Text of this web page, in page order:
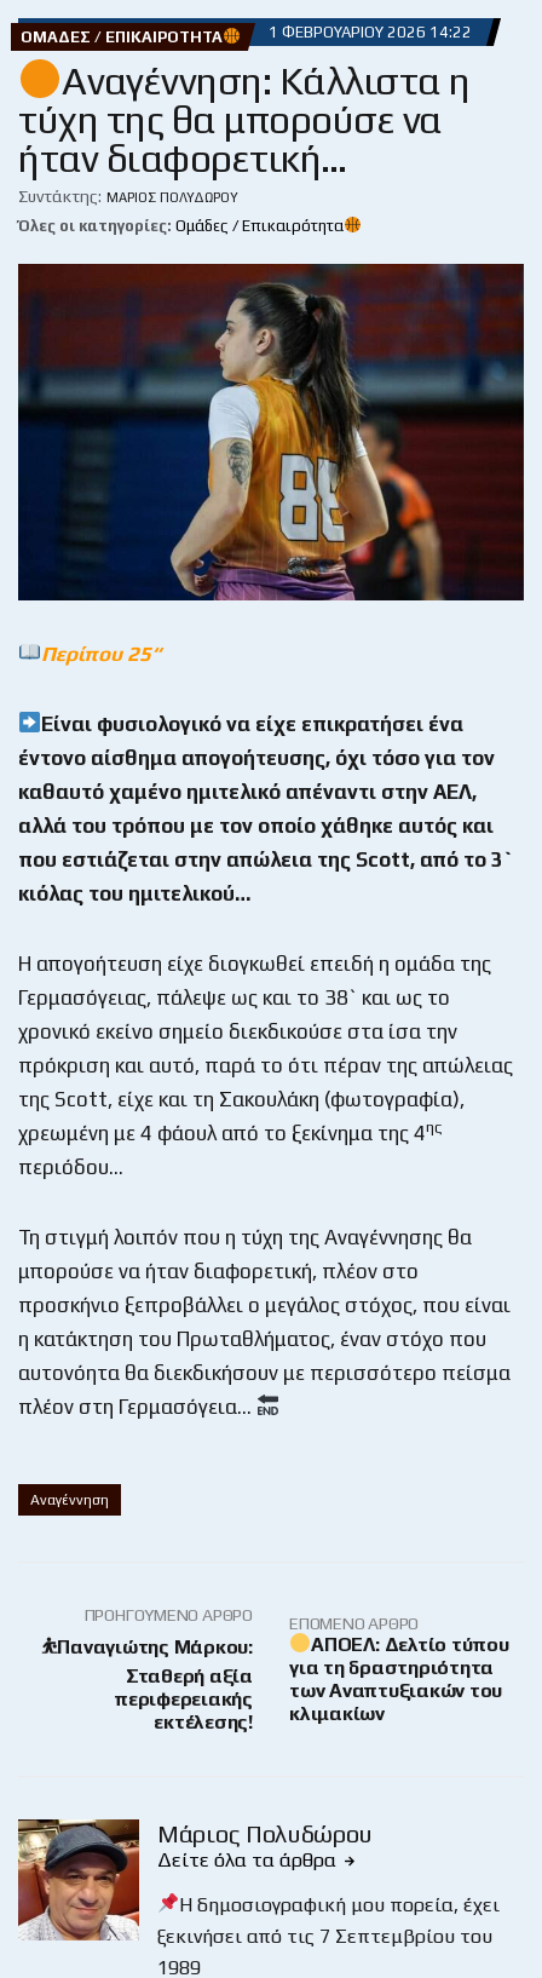
ΟΜΆΔΕΣ / ΕΠΙΚΑΙΡΌΤΗΤΑ 1 ΦΕΒΡΟΥΑΡΊΟΥ 2026 14:22
Αναγέννηση: Κάλλιστα η
τύχη της θα μπορούσε να
ήταν διαφορετική…
Συντάκτης: ΜΆΡΙΟΣ ΠΟΛΥΔΏΡΟΥ
Όλες οι κατηγορίες: Ομάδες / Επικαιρότητα
Περίπου 25“
Είναι φυσιολογικό να είχε επικρατήσει ένα
έντονο αίσθημα απογοήτευσης, όχι τόσο για τον
καθαυτό χαμένο ημιτελικό απέναντι στην ΑΕΛ,
αλλά του τρόπου με τον οποίο χάθηκε αυτός και
που εστιάζεται στην απώλεια της Scott, από το 3`
κιόλας του ημιτελικού…
Η απογοήτευση είχε διογκωθεί επειδή η ομάδα της
Γερμασόγειας, πάλεψε ως και το 38` και ως το
χρονικό εκείνο σημείο διεκδικούσε στα ίσα την
πρόκριση και αυτό, παρά το ότι πέραν της απώλειας
της Scott, είχε και τη Σακουλάκη (φωτογραφία),
χρεωμένη με 4 φάουλ από το ξεκίνημα της 4ης
περιόδου…
Τη στιγμή λοιπόν που η τύχη της Αναγέννησης θα
μπορούσε να ήταν διαφορετική, πλέον στο
προσκήνιο ξεπροβάλλει ο μεγάλος στόχος, που είναι
η κατάκτηση του Πρωταθλήματος, έναν στόχο που
αυτονόητα θα διεκδικήσουν με περισσότερο πείσμα
πλέον στη Γερμασόγεια…
Αναγέννηση
ΠΡΟΗΓΟΎΜΕΝΟ ΆΡΘΡΟ
⛹️Παναγιώτης Μάρκου:
Σταθερή αξία
περιφερειακής
εκτέλεσης!
ΕΠΌΜΕΝΟ ΆΡΘΡΟ
ΑΠΟΕΛ: Δελτίο τύπου
για τη δραστηριότητα
των Αναπτυξιακών του
κλιμακίων
Μάριος Πολυδώρου
Δείτε όλα τα άρθρα
Η δημοσιογραφική μου πορεία, έχει
ξεκινήσει από τις 7 Σεπτεμβρίου του
1989